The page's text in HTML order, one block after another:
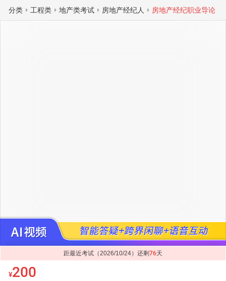
分类 工程类 地产类考试 房地产经纪人 房地产经纪职业导论
距最近考试（2026/10/24）还剩76天
¥200